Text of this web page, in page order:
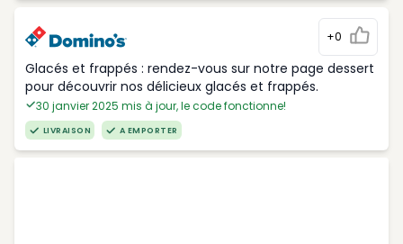
+0
Glacés et frappés : rendez-vous sur notre page dessert
pour découvrir nos délicieux glacés et frappés.
30 janvier 2025 mis à jour, le code fonctionne!
LIVRAISON A EMPORTER